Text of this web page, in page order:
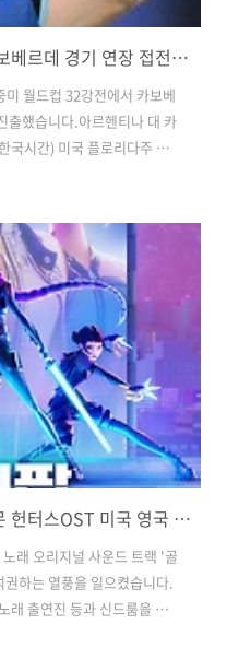
북중미 월드컵 아르헨티나 대 카보베르데 경기 연장 접전 끝에 16강 진출
월드컵 32강전에서 카보베
출했습니다.아르헨티나 대 카
국시간) 미국 플로리다주 마
린 북중미 월드컵 32강전에
컵 2연패 도전을 이어가게 되
단을 차례로 꺾은 아르헨티
끝에 살아남았습니다. 아르헨
16강전에서 호주를 승부차
따라 리오넬 메시와 무함마
넷플릭스 애니메이션 케이팝 데몬 헌터스OST 미국 영국 팝 싱글챠트 1위 석권
래 오리지널 사운드 트랙 '골
하는 열풍을 일으켰습니다.
래 출연진 등과 신드룸을 불
알아보겠습니다.케이팝 데